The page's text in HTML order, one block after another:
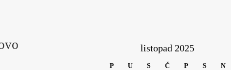
listopad 2025
P U S Č P S N